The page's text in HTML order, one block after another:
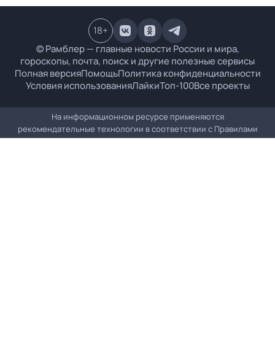
© Рамблер — главные новости России и мира,
гороскопы, почта, поиск и другие полезные сервисы
Полная версияПомощьПолитика конфиденциальности
Условия использованияЛайкиТоп-100Все проекты
18+
На информационном ресурсе применяются
рекомендательные технологии в соответствии с Правилами